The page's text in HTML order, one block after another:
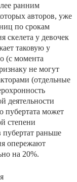
ран­ним
ав­торов, уже
по срокам
ске­лета у девочек
таковую у
(с момента
не могут
(отдельные
деятельности
пубертата может
степени
пубертат раньше
опережают
на 20%.